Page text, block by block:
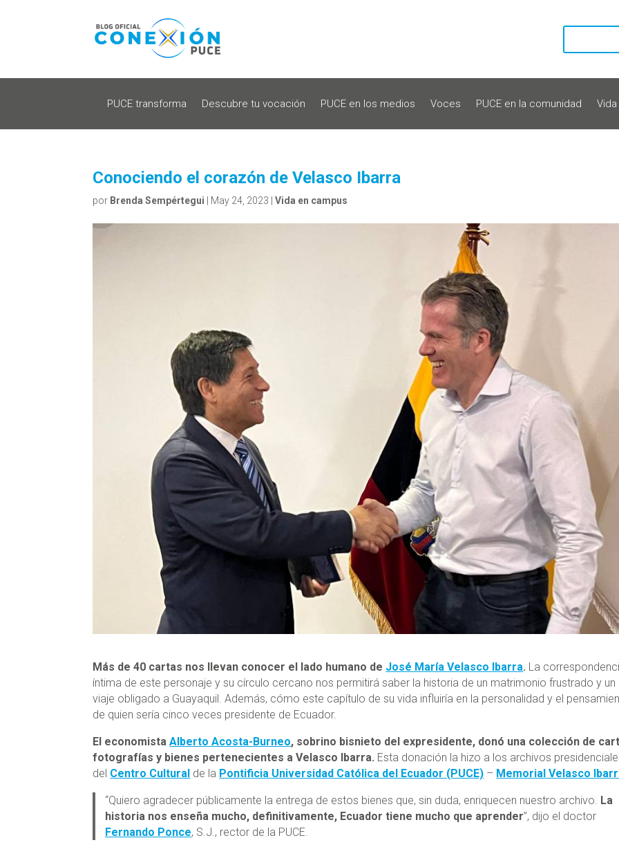
PUCE transforma Descubre tu vocación PUCE en los medios Voces PUCE en la comunidad
Conociendo el corazón de Velasco Ibarra
por Brenda Sempértegui May 24, 2023 |Vida en campus
Más de 40 cartas nos llevan conocer el lado humano de José María Velasco Ibarra. La
íntima de este personaje y su círculo cercano nos permitirá saber la historia de un matrimonio frustrado y un
viaje obligado a Guayaquil. Además, cómo este capítulo de su vida influiría en la personalidad y el
de quien sería cinco veces presidente de Ecuador.
El economistaAlberto Acosta-Burneo, sobrino bisnieto del expresidente, donó una colección de
fotografías y bienes pertenecientes a Velasco Ibarra. Esta donación la hizo a los archivos
del Centro Cultural de la Pontificia Universidad Católica del Ecuador (PUCE) – Memorial Velasco
“Quiero agradecer públicamente la entrega de estos bienes que, sin duda, enriquecen nuestro archivo. La
historia nos enseña mucho, definitivamente, Ecuador tiene mucho que aprender”, dijo el doctor
Fernando Ponce, S.J., rector de la PUCE.